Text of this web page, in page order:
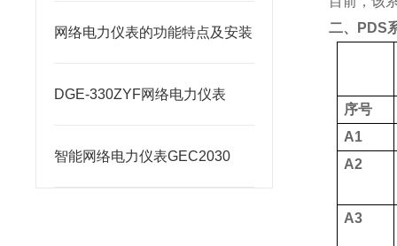
网络电力仪表的功能特点及安装
DGE-330ZYF网络电力仪表
智能网络电力仪表GEC2030
二、
PDS
序号
A1
A2
A3